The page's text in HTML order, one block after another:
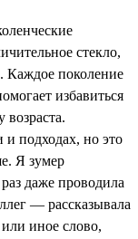
стекло,
Каждое поколение
избавиться
возраста.
и подходах, но это
Я зумер
даже проводила
— рассказывала
или иное слово,